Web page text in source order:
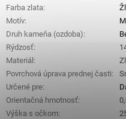
Farba zlata:
Motív:
Druh kameňa (ozdoba):
Rýdzosť:
Materiál :
Povrchová úprava prednej časti:
Určené pre:
Orientačná hmotnosť:
Výška s očkom: